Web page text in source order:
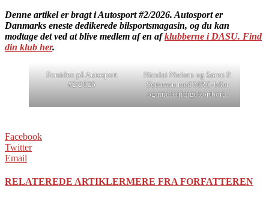
Denne artikel er bragt i Autosport #2/2026. Autosport er
Danmarks eneste dedikerede bilsportsmagasin, og du kan
modtage det ved at blive medlem af en afklubberne i DASU. Find
din klub her.
Forsiden på Autosport
#2/2026
Nicolai Nielsen og Søren P.
Sørensen med MRC-biler
og midlertidigt kortbord.
Facebook
Twitter
Email
RELATEREDE ARTIKLERMERE FRA FORFATTEREN